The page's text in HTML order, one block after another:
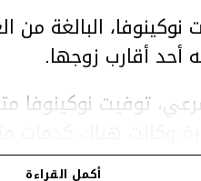
أقارب زوجها.
توفيت نوكينوفا
أكمل القراءة